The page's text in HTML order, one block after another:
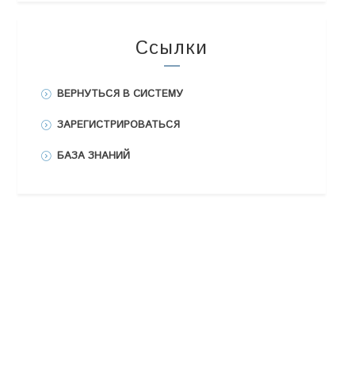
Ссылки
ВЕРНУТЬСЯ В СИСТЕМУ
ЗАРЕГИСТРИРОВАТЬСЯ
БАЗА ЗНАНИЙ